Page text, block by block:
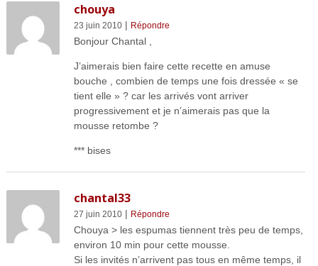
chouya
23 juin 2010| Répondre
Bonjour Chantal ,
J’aimerais bien faire cette recette en amuse
bouche , combien de temps une fois dressée « se
tient elle » ? car les arrivés vont arriver
progressivement et je n’aimerais pas que la
mousse retombe ?
*** bises
chantal33
27 juin 2010| Répondre
Chouya > les espumas tiennent très peu de temps,
environ 10 min pour cette mousse.
Si les invités n’arrivent pas tous en même temps, il